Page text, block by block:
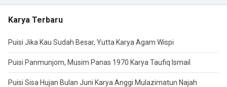
Karya Terbaru
Puisi Jika Kau Sudah Besar, Yutta Karya Agam Wispi
Puisi Panmunjom, Musim Panas 1970 Karya Taufiq Ismail
Puisi Sisa Hujan Bulan Juni Karya Anggi Mulazimatun Najah